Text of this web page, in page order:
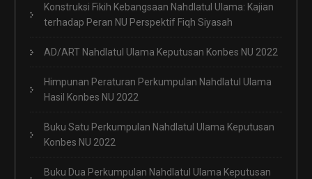
Konstruksi Fikih Kebangsaan Nahdlatul Ulama: Kajian
terhadap Peran NU Perspektif Fiqh Siyasah
AD/ART Nahdlatul Ulama Keputusan Konbes NU 2022
Himpunan Peraturan Perkumpulan Nahdlatul Ulama
Hasil Konbes NU 2022
Buku Satu Perkumpulan Nahdlatul Ulama Keputusan
Konbes NU 2022
Buku Dua Perkumpulan Nahdlatul Ulama Keputusan